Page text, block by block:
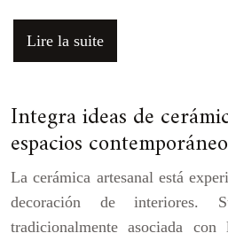
Lire la suite
Integra ideas de
espacios
La cerámica artesanal está
decoración de interiores.
tradicionalmente asociada